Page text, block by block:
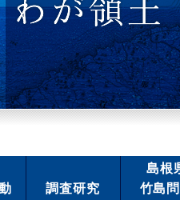
調査研究
島根
竹島